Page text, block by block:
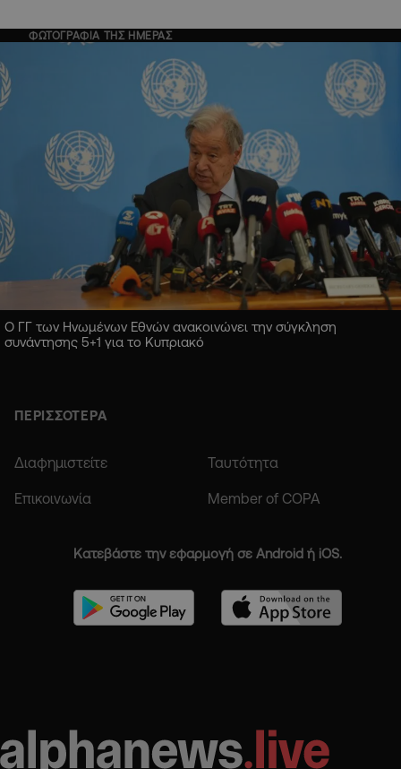
ΦΩΤΟΓΡΑΦΙΑ ΤΗΣ ΗΜΕΡΑΣ
Ο ΓΓ των Ηνωμένων Εθνών ανακοινώνει την σύγκληση
συνάντησης 5+1 για το Κυπριακό
ΠΕΡΙΣΣΟΤΕΡΑ
Διαφημιστείτε Ταυτότητα
Επικοινωνία Member of COPA
Κατεβάστε την εφαρμογή σε Android ή iOS.